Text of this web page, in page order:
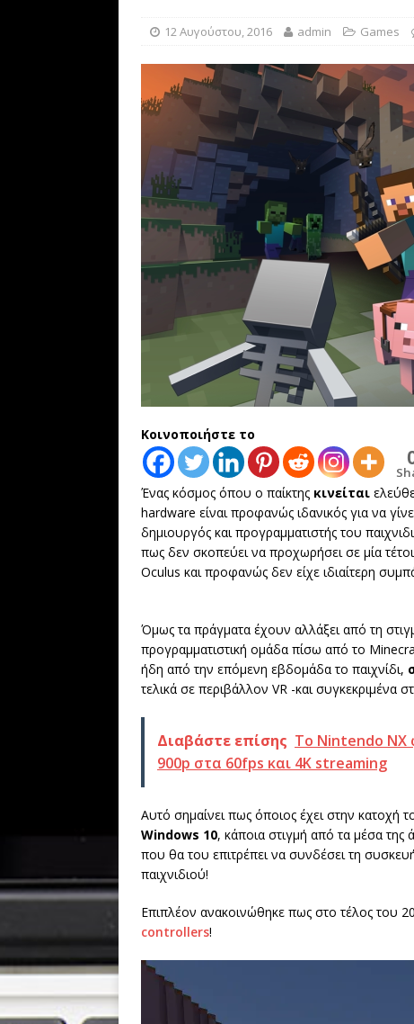
[ 15 Αυγούστου, 2019 ]
[ 20 Απριλίου, 2021 ]
Bitcoin:
BUSINESS
12 Αυγούστου, 2016 admin Games
Κοινοποιήστε το
Ένας κόσμος όπου ο παίκτης κινείται
hardware είναι προφανώς ιδανικός για να
δημιουργός και προγραμματιστής του
πως δεν σκοπεύει να προχωρήσει σε μία
Oculus και προφανώς δεν είχε ιδιαίτερη
Όμως τα πράγματα έχουν αλλάξει από τη
προγραμματιστική ομάδα πίσω από το
ήδη από την επόμενη εβδομάδα το παιχνίδι,
τελικά σε περιβάλλον VR -και συγκεκριμένα
Διαβάστε επίσης Το Nintendo NX
900p στα 60fps και 4Κ streaming
Αυτό σημαίνει πως όποιος έχει στην κατοχή
Windows 10, κάποια στιγμή από τα μέσα της
που θα του επιτρέπει να συνδέσει τη
παιχνιδιού!
Επιπλέον ανακοινώθηκε πως στο τέλος του
controllers!